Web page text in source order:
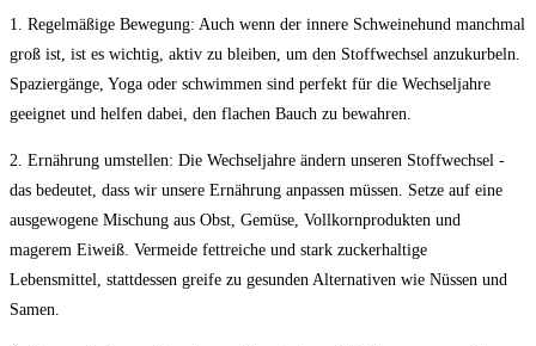
1. Regelmäßige Bewegung: ‌Auch wenn der innere ​Schweinehund manchmal
groß ist, ist es wichtig, aktiv zu bleiben,‌ um‍ den Stoffwechsel anzukurbeln.⁢
Spaziergänge, ⁣Yoga ⁢oder schwimmen ‍sind perfekt für die Wechseljahre
⁤geeignet und helfen dabei, den flachen⁤ Bauch zu bewahren.
2. Ernährung umstellen: Die ‌Wechseljahre ändern unseren Stoffwechsel -​
das bedeutet, dass wir unsere Ernährung anpassen müssen. Setze auf eine
ausgewogene Mischung aus Obst,⁣ Gemüse, Vollkornprodukten und
‍magerem Eiweiß. Vermeide fettreiche und⁤ stark ​zuckerhaltige⁤
Lebensmittel, stattdessen greife zu gesunden Alternativen wie⁢ Nüssen und
Samen.